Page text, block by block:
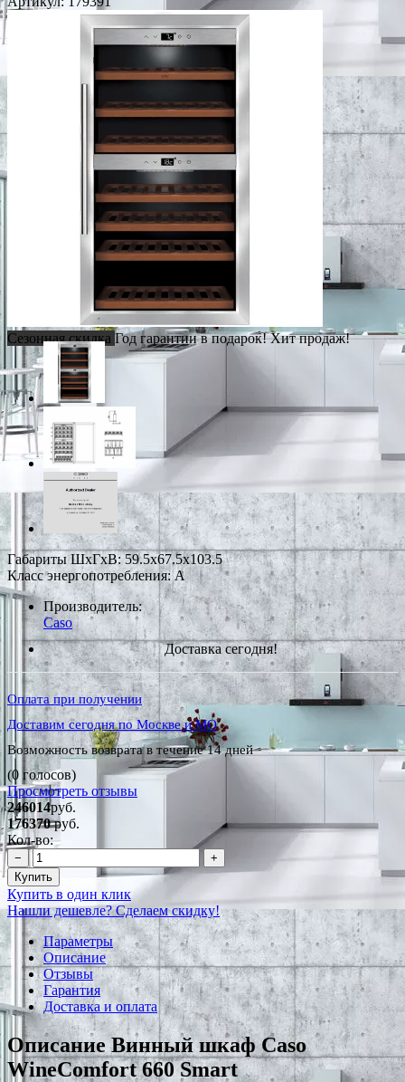
Сезонная скидка Год гарантии в подарок!Хит продаж!
Габариты ШxГxВ: 59.5x67.5x103.5
Класс энергопотребления: A
Производитель:
Caso
Доставка сегодня!
Оплата при получении
Доставим сегодня по Москве и МО
Возможность возврата в течение 14 дней
(0 голосов)
Просмотреть отзывы
246014руб.
176370руб.
Кол-во:
−
+
Купить
Купить в один клик
Нашли дешевле? Сделаем скидку!
Параметры
Описание
Отзывы
Гарантия
Доставка и оплата
Описание Винный шкаф Caso
WineComfort 660 Smart